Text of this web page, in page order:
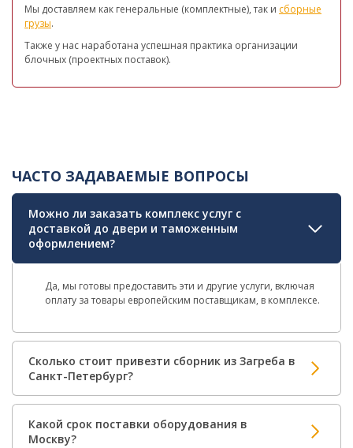
Мы доставляем как генеральные (комплектные), так и сборные
грузы.
Также у нас наработана успешная практика организации
блочных (проектных поставок).
ЧАСТО ЗАДАВАЕМЫЕ ВОПРОСЫ
Можно ли заказать комплекс услуг с
доставкой до двери и таможенным
оформлением?
Да, мы готовы предоставить эти и другие услуги, включая
оплату за товары европейским поставщикам, в комплексе.
Сколько стоит привезти сборник из Загреба в
Санкт-Петербург?
Какой срок поставки оборудования в
Москву?